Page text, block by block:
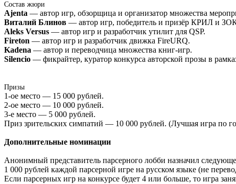
Состав жюри
Ajenta — автор игр, обзорщица и организатор множества
Виталий Блинов — автор игр, победитель и призёр КРИЛ и
Aleks Versus — автор игр и разработчик утилит для QSP.
Fireton — автор игр и разработчик движка FireURQ.
Kadena — автор и переводчица множества книг-игр.
Silencio — фикрайтер, куратор конкурса авторской прозы в
Призы
1-ое место — 15 000 рублей.
2-ое место — 10 000 рублей.
3-е место — 5 000 рублей.
Приз зрительских симпатий — 10 000 рублей. (Лучшая игра по
Дополнительные номинации
Анонимный представитель парсерного лобби назначил
1 000 рублей каждой парсерной игре на русском языке (не
Если парсерных игр на конкурсе будет 4 или больше, то игра